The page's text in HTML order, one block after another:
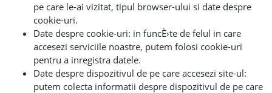
pe care le-ai vizitat, tipul browser-ului si date despre
cookie-uri.
Date despre cookie-uri: in funcÈ›te de felul in care
accesezi serviciile noastre, putem folosi cookie-uri
pentru a inregistra datele.
Date despre dispozitivul de pe care accesezi site-ul:
putem colecta informatii despre dispozitivul de pe care